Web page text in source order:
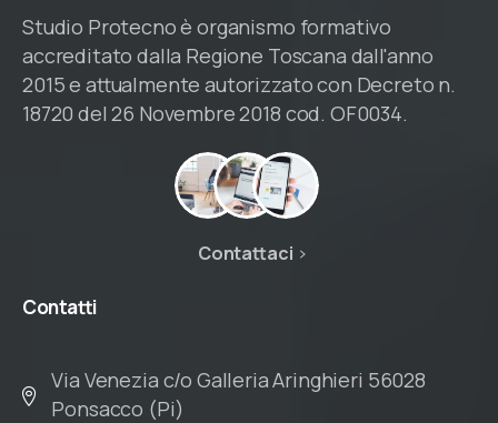
Studio Protecno è organismo formativo
accreditato dalla Regione Toscana dall'anno
2015 e attualmente autorizzato con Decreto n.
18720 del 26 Novembre 2018 cod. OF0034.
Contattaci
Contatti
Via Venezia c/o Galleria Aringhieri 56028
Ponsacco (Pi)